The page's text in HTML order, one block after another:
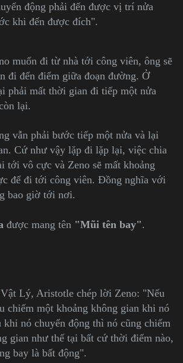
động phải đến được vị trí nửa
khi đến được đích".
muốn đi từ nhà tới công viên, ông sẽ
đi đến điểm giữa đoạn đường. Ở
phải mất thời gian đi tiếp một nửa
lại.
vẫn phải bước tiếp một nửa và lại
Cứ như vậy lặp đi lặp lại, việc chia
tới vô cực và Zeno sẽ mất khoảng
để đi tới công viên. Đồng nghĩa với
bao giờ tới nơi.
được mang tên "Mũi tên bay".
Lý, Aristotle chép lời Zeno: "Nếu
chiếm một khoảng không gian khi nó
khi nó chuyển động thì nó cũng chiếm
gian như thế tại bất cứ thời điểm nào,
bay là bất động".